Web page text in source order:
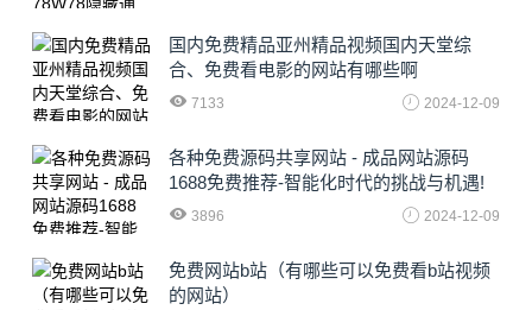
国内免费精品亚州精品视频国内天堂综
合、免费看电影的网站有哪些啊
7133 2024-12-09
各种免费源码共享网站 - 成品网站源码
1688免费推荐-智能化时代的挑战与机遇!
3896 2024-12-09
免费网站b站（有哪些可以免费看b站视频
的网站）